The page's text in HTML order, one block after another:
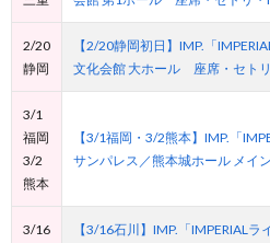
2/20
静岡
【2/20静岡初日】IMP.「
文化会館 大ホール 座席・セト
3/1
福岡
3/2
熊本
【3/1福岡・3/2熊本】IMP.「
サンパレス／熊本城ホール メ
3/16
【3/16石川】IMP.「IMPERIAL